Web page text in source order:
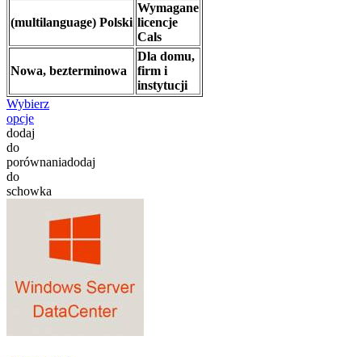
(multilanguage) Polski
Wymagane
licencje
Cals
Nowa, bezterminowa
Dla domu,
firm i
instytucji
Wybierz
opcje
dodaj
do
porównaniadodaj
do
schowka